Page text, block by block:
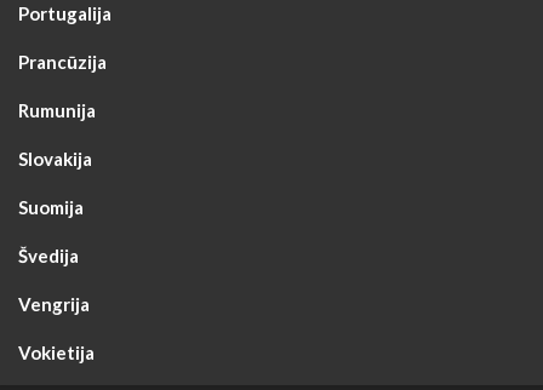
Portugalija
Prancūzija
Rumunija
Slovakija
Suomija
Švedija
Vengrija
Vokietija